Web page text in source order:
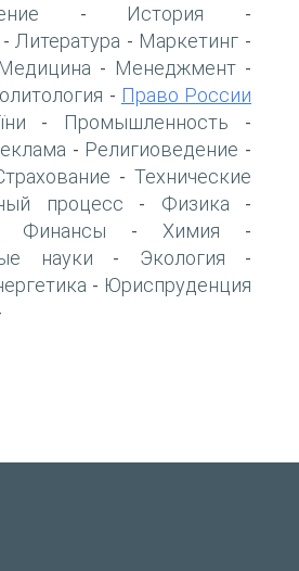
- История -
- Литература - Маркетинг -
Медицина - Менеджмент -
- Право России
- Промышленность -
- Религиоведение -
- Технические
процесс - Физика -
Финансы - Химия -
науки - Экология -
- Юриспруденция